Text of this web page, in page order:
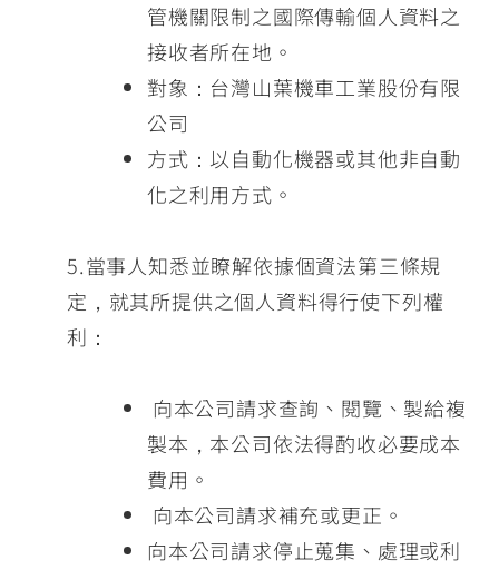
管機關限制之國際傳輸個人資料之
接收者所在地。
對象：台灣山葉機車工業股份有限
公司
方式：以自動化機器或其他非自動
化之利用方式。
5.當事人知悉並瞭解依據個資法第三條規
定，就其所提供之個人資料得行使下列權
利：
向本公司請求查詢、閱覽、製給複
製本，本公司依法得酌收必要成本
費用。
向本公司請求補充或更正。
向本公司請求停止蒐集、處理或利